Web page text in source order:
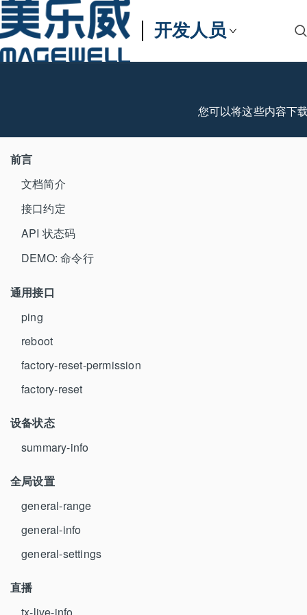
开发人员
您可以将这些内容下
前言
文档简介
接口约定
API 状态码
DEMO: 命令行
通用接口
ping
reboot
factory-reset-permission
factory-reset
设备状态
summary-info
全局设置
general-range
general-info
general-settings
直播